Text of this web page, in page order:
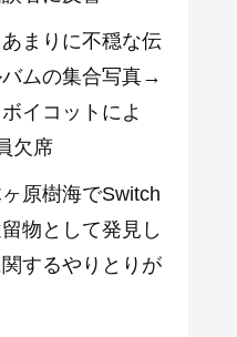
あまりに不穏な伝
ムの集合写真→
イコットによ
欠席
原樹海でSwitch
物として発見し
するやりとりが